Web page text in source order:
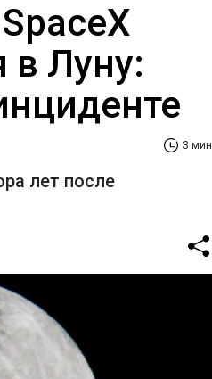
в Луну:
3 мин
лет после